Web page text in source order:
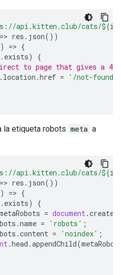
api.kitten.club/cats/${id
=> res . json())
) => {
. exists)
{
to page that gives a 404
. location .href = '/not-found'
la etiqueta robots meta a
api.kitten.club/cats/${id
=> res . json())
) => {
. exists)
{
= document.
.name = 'robots' ;
.content = 'noindex' ;
.head .appendChild(